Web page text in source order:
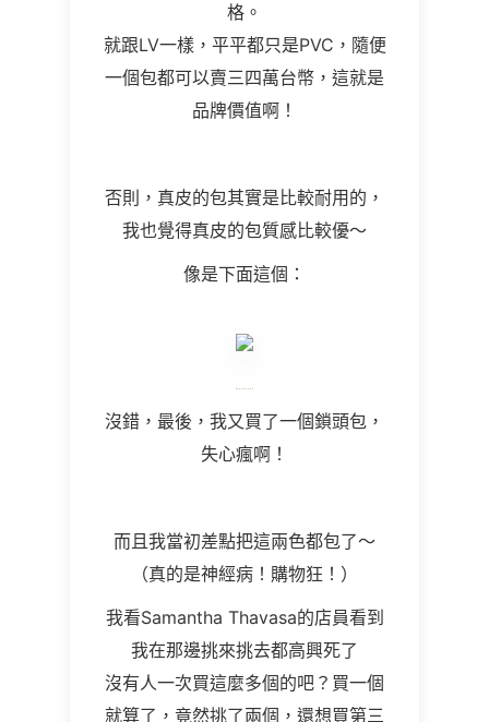
格。
就跟LV一樣，平平都只是PVC，隨便
一個包都可以賣三四萬台幣，這就是
品牌價值啊！
否則，真皮的包其實是比較耐用的，
我也覺得真皮的包質感比較優～
像是下面這個：
沒錯，最後，我又買了一個鎖頭包，
失心瘋啊！
而且我當初差點把這兩色都包了～
（真的是神經病！購物狂！）
我看Samantha Thavasa的店員看到
我在那邊挑來挑去都高興死了
沒有人一次買這麼多個的吧？買一個
就算了，竟然挑了兩個，還想買第三